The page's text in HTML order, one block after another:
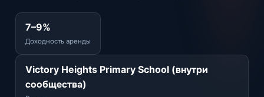
7–9%
Доходность аренды
Victory Heights Primary School (внутри
сообщества)